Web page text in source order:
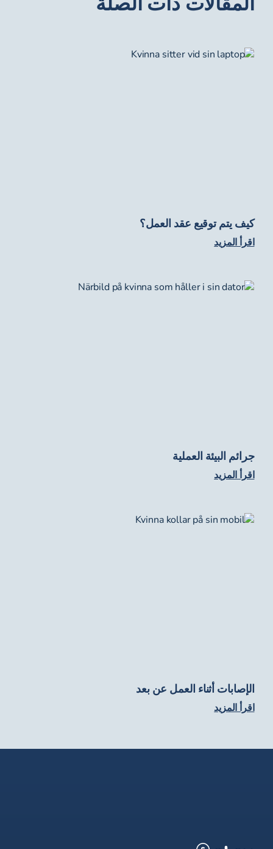
كيف يتم توقيع عقد العمل؟
اقرأ المزيد
جرائم البيئة العملية
اقرأ المزيد
الإصابات أثناء العمل عن بعد
اقرأ المزيد